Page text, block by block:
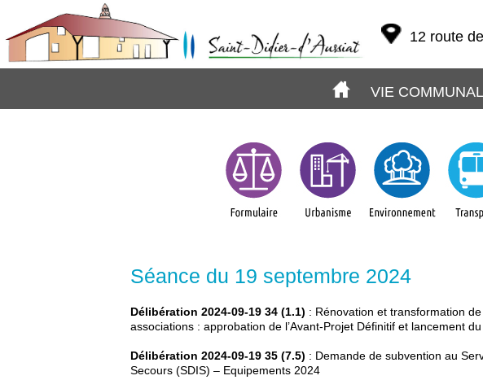
12 route
VIE
Séance du 19 septembre 2024
Délibération 2024-09-19 34 (1.1) : Rénovation et transformation
associations : approbation de l’Avant-Projet Définitif et lancement
Délibération 2024-09-19 35 (7.5) : Demande de subvention au
Secours (SDIS) – Equipements 2024